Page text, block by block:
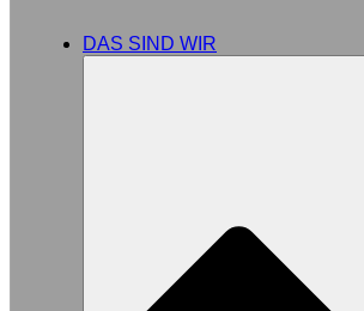
DAS SIND WIR